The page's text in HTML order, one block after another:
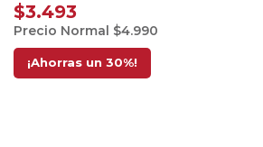
$3.493
Precio Normal $4.990
¡Ahorras un 30%!